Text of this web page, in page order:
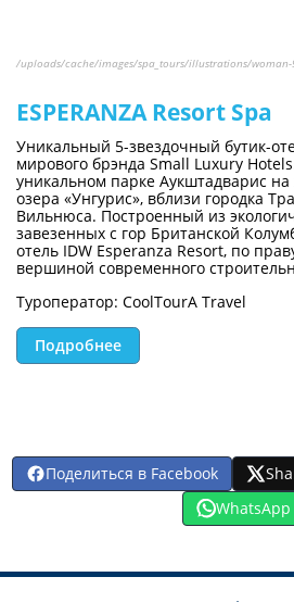
/uploads/cache/images/spa_tours/illustrations/
ESPERANZA Resort Spa
Уникальный 5-звездочный бутик-
мирового брэнда Small Luxury
уникальном парке Аукштадварис
озера «Унгурис», вблизи городка
Вильнюса. Построенный из
завезенных с гор Британской
отель IDW Esperanza Resort, по
вершиной современного
Туроператор: CoolTourA Travel
Подробнее
Поделиться в Facebook
WhatsApp